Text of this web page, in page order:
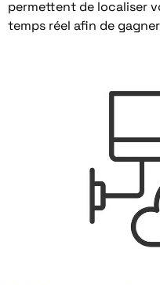
permettent de localiser
temps réel afin de